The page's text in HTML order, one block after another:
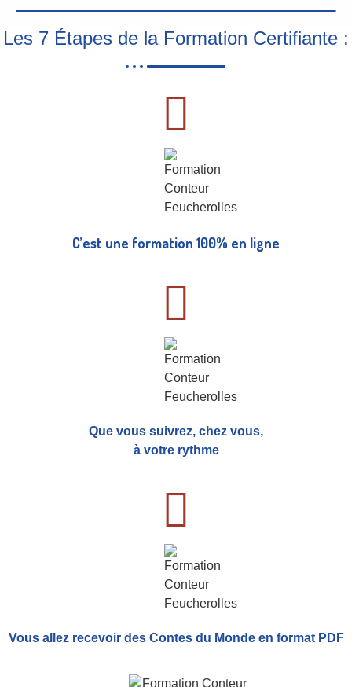
Les 7 Étapes de la Formation Certifiante :
C’est une formation 100% en ligne
Que vous suivrez, chez vous,
à votre rythme
Vous allez recevoir des Contes du Monde en format PDF